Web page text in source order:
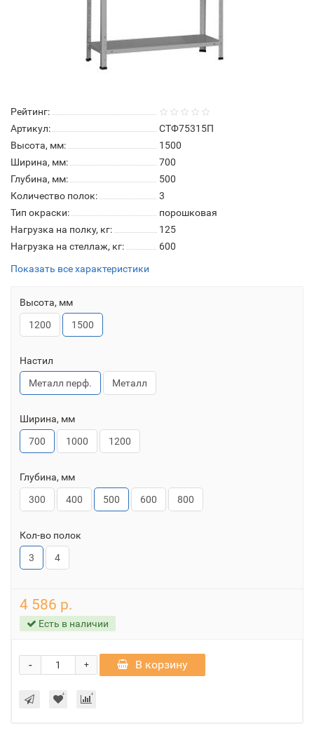
Рейтинг:
Артикул:
СТФ75315П
Высота, мм:
1500
Ширина, мм:
700
Глубина, мм:
500
Количество полок:
3
Тип окраски:
порошковая
Нагрузка на полку, кг:
125
Нагрузка на стеллаж, кг:
600
Показать все характеристики
Высота, мм
1200
1500
Настил
Металл перф.
Металл
Ширина, мм
700
1000 1200
Глубина, мм
300
400 500 600 800
Кол-во полок
3
4
4 586 р.
Есть в наличии
+
- В корзину